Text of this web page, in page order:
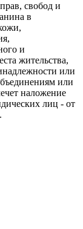
свобод и
в
и
жительства,
или
или
наложение
лиц - от